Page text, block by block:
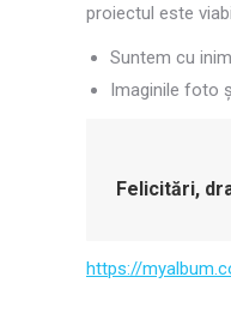
proiectul este
Suntem cu
Imaginile foto
Felicitări,
https://